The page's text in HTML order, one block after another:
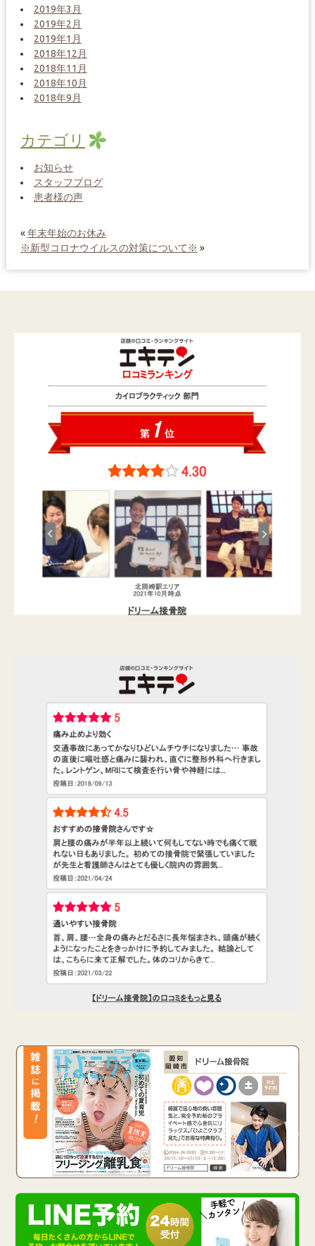
2019年3月
2019年2月
2019年1月
2018年12月
2018年11月
2018年10月
2018年9月
カテゴリ
お知らせ
スタッフブログ
患者様の声
«年末年始のお休み
※新型コロナウイルスの対策について※ »